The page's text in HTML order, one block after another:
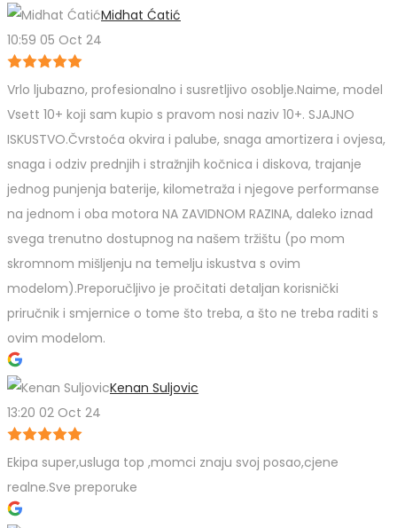
Midhat Ćatić
10:59 05 Oct 24
Vrlo ljubazno, profesionalno i susretljivo osoblje.Naime, model
Vsett 10+ koji sam kupio s pravom nosi naziv 10+. SJAJNO
ISKUSTVO.Čvrstoća okvira i palube, snaga amortizera i ovjesa,
snaga i odziv prednjih i stražnjih kočnica i diskova, trajanje
jednog punjenja baterije, kilometraža i njegove performanse
na jednom i oba motora NA ZAVIDNOM RAZINA, daleko iznad
svega trenutno dostupnog na našem tržištu (po mom
skromnom mišljenju na temelju iskustva s ovim
modelom).Preporučljivo je pročitati detaljan korisnički
priručnik i smjernice o tome što treba, a što ne treba raditi s
ovim modelom.
Kenan Suljovic
13:20 02 Oct 24
Ekipa super,usluga top ,momci znaju svoj posao,cjene
realne.Sve preporuke